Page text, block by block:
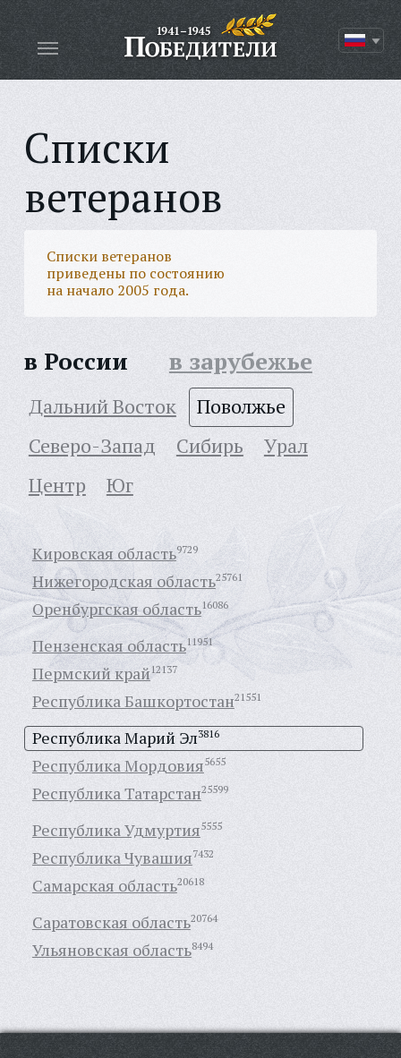
Списки
ветеранов
Списки ветеранов
приведены по состоянию
на начало 2005 года.
в России в зарубежье
Дальний Восток
Поволжье
Северо-Запад
Сибирь
Урал
Центр
Юг
Кировская область9729
Нижегородская область25761
Оренбургская область16086
Пензенская область11951
Пермский край 12137
Республика Башкортостан21551
Республика Марий Эл3816
Республика Мордовия5655
Республика Татарстан25599
Республика Удмуртия5555
Республика Чувашия7432
Самарская область20618
Саратовская область20764
Ульяновская область8494